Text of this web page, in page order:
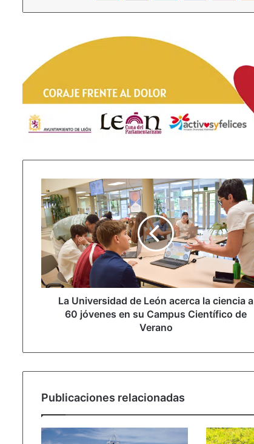
Universidad
de
León
acerca
ciencia
a
60
jóvenesLa Universidad de León acerca la ciencia a
60 jóvenes en su Campus Científico de
Verano
Publicaciones relacionadas